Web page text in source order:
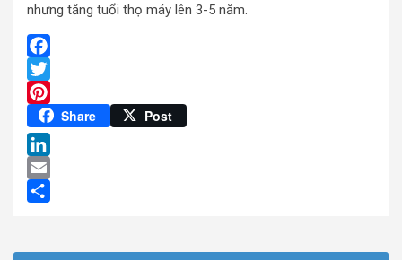
nhưng tăng tuổi thọ máy lên 3-5 năm.
Facebook
Twitter
Pinterest
Share Post
LinkedIn
Email